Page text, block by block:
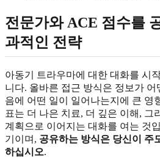
전문가와 ACE 점수를
과적인 전략
아동기 트라우마에 대한 대화를 시
니다. 올바른 접근 방식은 정보가
음에 어떤 일이 일어나는지에 큰 영
표는 더 나은 치료, 더 깊은 이해, 그
계획으로 이어지는 대화를 여는 것
기이며, 공유하는 방식은 당신이 주
하십시오.